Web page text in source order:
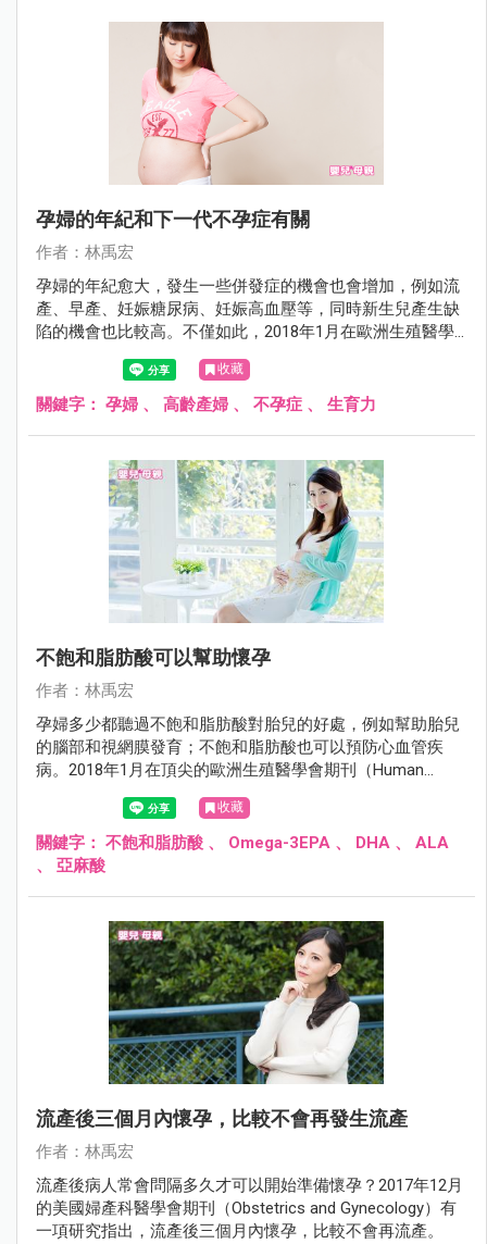
孕婦的年紀和下一代不孕症有關
作者：林禹宏
孕婦的年紀愈大，發生一些併發症的機會也會增加，例如流
產、早產、妊娠糖尿病、妊娠高血壓等，同時新生兒產生缺
陷的機會也比較高。不僅如此，2018年1月在歐洲生殖醫學
會期刊（Human Reproduction）有一項研究發現，如果生產
的年紀愈大，將來下一代不孕的機會也愈高。
收藏
關鍵字： 孕婦 、 高齡產婦 、 不孕症 、 生育力
不飽和脂肪酸可以幫助懷孕
作者：林禹宏
孕婦多少都聽過不飽和脂肪酸對胎兒的好處，例如幫助胎兒
的腦部和視網膜發育；不飽和脂肪酸也可以預防心血管疾
病。2018年1月在頂尖的歐洲生殖醫學會期刊（Human
Reproduction）有一項哈佛大學的研究發現，不飽和脂肪酸
也會幫助懷孕。
收藏
關鍵字： 不飽和脂肪酸 、 Omega-3EPA 、 DHA 、 ALA
、 亞麻酸
流產後三個月內懷孕，比較不會再發生流產
作者：林禹宏
流產後病人常會問隔多久才可以開始準備懷孕？2017年12月
的美國婦產科醫學會期刊（Obstetrics and Gynecology）有
一項研究指出，流產後三個月內懷孕，比較不會再流產。